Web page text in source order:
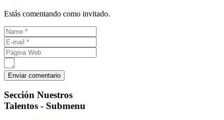
Estás comentando como invitado.
Sección Nuestros
Talentos - Submenu